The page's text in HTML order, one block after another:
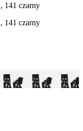
141 czarny
141 czarny